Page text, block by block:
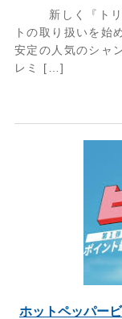
新しく『トリ
トの取り扱いを
安定の人気のシャ
レミ […]
ホットペッパー